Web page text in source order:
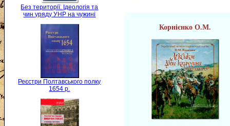
Без території. Ідеологія та
чин уряду УНР на чужині
Реєстри Полтавського полку
1654 р.
Корнієнко О.М.